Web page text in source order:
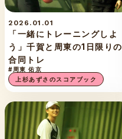
2026.01.01
「一緒にトレーニングしよ
う」千賀と周東の1日限りの
合同トレ
#周東 佑京
上杉あずさのスコアブック